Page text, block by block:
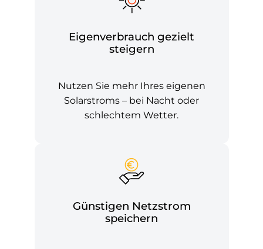
Eigenverbrauch gezielt
steigern
Nutzen Sie mehr Ihres eigenen
Solarstroms – bei Nacht oder
schlechtem Wetter.
Günstigen Netzstrom
speichern